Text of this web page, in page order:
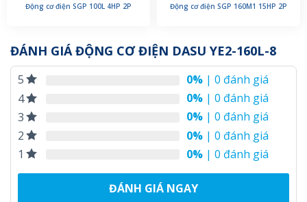
Động cơ điện SGP 100L 4HP 2P Động cơ điện SGP 160M1 15HP 2P
ĐÁNH GIÁ ĐỘNG CƠ ĐIỆN DASU YE2-160L-8
5 0% | 0 đánh giá
4
0% | 0 đánh giá
3
0% | 0 đánh giá
2
0% | 0 đánh giá
1
0% | 0 đánh giá
ĐÁNH GIÁ NGAY